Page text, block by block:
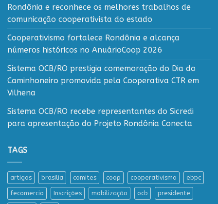
Rondônia e reconhece os melhores trabalhos de
comunicação cooperativista do estado
Cooperativismo fortalece Rondônia e alcança
números históricos no AnuárioCoop 2026
Sistema OCB/RO prestigia comemoração do Dia do
Caminhoneiro promovida pela Cooperativa CTR em
Vilhena
Sistema OCB/RO recebe representantes do Sicredi
para apresentação do Projeto Rondônia Conecta
TAGS
artigos brasilia comites coop cooperativismo ebpc
fecomercio Inscrições mobilização ocb presidente